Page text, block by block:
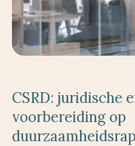
CSRD: juridische
voorbereiding op